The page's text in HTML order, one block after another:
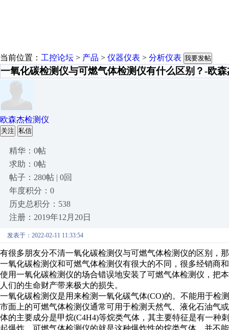
当前位置： 工控论坛 > 产品 > 仪器仪表 > 分析仪表 我要发帖
一氧化碳检测仪与可燃气体检测仪有什么区别？-欧
欧森杰检测仪
关注 私信
精华：0帖
求助：0帖
帖子：280帖 | 0回
年度积分：0
历史总积分：538
注册：2019年12月20日
发表于：2022-02-11 11:33:54
有很多朋友分不清一氧化碳检测仪与可燃气体检测仪的区别，
一氧化碳检测仪和可燃气体检测仪有很大的不同，很多经销商
使用一氧化碳检测仪的场合错误地安装了可燃气体检测仪，把
人们的生命财产带来极大的损失。
一氧化碳检测仪是用来检测一氧化碳气体(CO)的。不能用于检
市面上的可燃气体检测仪通常可用于检测天然气、液化石油气
体的主要成分是甲烷(C4H4)等烷类气体，其主要特征是有一种
起爆炸。可燃气体检测仪的就是这种爆炸性的烷类气体，并不